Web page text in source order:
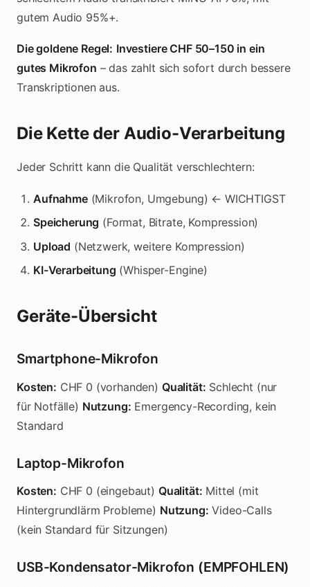
Kosten:CHF 50–150Qualität:
Kosten:CHF 300–1'000 Qualität:Perfekt (Studio-
Tipps für beste Aufnahme-Qualität
Winkel: Leicht seitlich (nicht direkt frontal)
Ruhe
Stille Umgebung:
Kein Verkehrslärm, Klimaanlage, Lüfter
Telefon auf Flugmodus
(kein Piepen)
Türe schließen(Bürolärm ausschließen)
Pegel (Lautstärke)
Nie clippen:
Signal darf nicht rot werden
-6 dB Headroom halten (nicht zu leise)
Format
Standard:MP3 320 kbps (Qualität + Größe Balance)
M4A (iPhone Qualität)
Häufige Audio-Probleme & Lösungen
Problem: Zu laut oder zu leise
Symptom:Aufnahme klingt verzerrt oder man hört nichts
Symptom:Lüfter, Klimaanlage, Verkehr stören
Problem: Mehrere Sprecher, nur ein Mikrofon
Symptom:Eine Person ist viel lauter als andereLösung:
Problem: Echo oder Hall
Problem: Netzwerk-Upload fehlgeschlagen
gutem Audio 95%+.
Die goldene Regel: Investiere CHF 50–150 in ein
gutes Mikrofon – das zahlt sich sofort durch bessere
Transkriptionen aus.
Die Kette der Audio-Verarbeitung
Jeder Schritt kann die Qualität verschlechtern:
Aufnahme(Mikrofon, Umgebung) ← WICHTIGST
Speicherung (Format, Bitrate, Kompression)
Upload (Netzwerk, weitere Kompression)
KI-Verarbeitung (Whisper-Engine)
Geräte-Übersicht
Smartphone-Mikrofon
Kosten: CHF 0 (vorhanden) Qualität: Schlecht (nur
für Notfälle) Nutzung: Emergency-Recording, kein
Standard
Laptop-Mikrofon
Kosten: CHF 0 (eingebaut) Qualität: Mittel (mit
Hintergrundlärm Probleme) Nutzung: Video-Calls
(kein Standard für Sitzungen)
USB-Kondensator-Mikrofon (EMPFOHLEN)